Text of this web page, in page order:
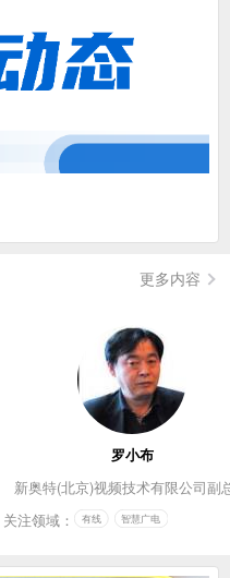
更多内容
罗小布
新奥特(北京)视频技术有限公司副
关注领域：
有线 智慧广电